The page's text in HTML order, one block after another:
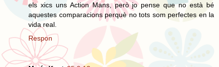
els xics uns Action Mans, però jo pense que no està bé
aquestes comparacions perquè no tots som perfectes en la
vida real.
Respon